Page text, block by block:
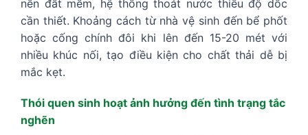
nền đất mềm, hệ thống thoát nước thiếu độ dốc
cần thiết. Khoảng cách từ nhà vệ sinh đến bể phốt
hoặc cống chính đôi khi lên đến 15-20 mét với
nhiều khúc nối, tạo điều kiện cho chất thải dễ bị
mắc kẹt.
Thói quen sinh hoạt ảnh hưởng đến tình trạng tắc
nghẽn